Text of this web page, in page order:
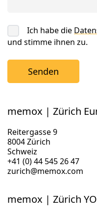
memox | Zürich
Reitergasse 9
8004 Zürich
Schweiz
+41 (0) 44 545 26 47
zurich@memox.com
memox | Zürich
Ich habe die
und stimme ihnen zu.